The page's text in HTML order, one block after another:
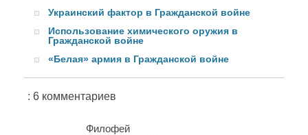
Украинский фактор в Гражданской войне
Использование химического оружия в
Гражданской войне
«Белая» армия в Гражданской войне
: 6 комментариев
Филофей